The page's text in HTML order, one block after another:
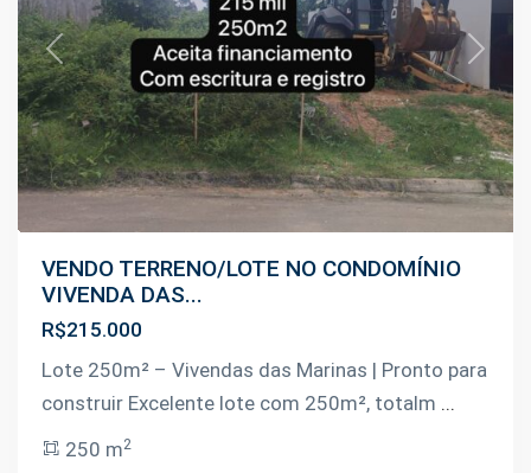
Previous Next
VENDO TERRENO/LOTE NO CONDOMÍNIO
VIVENDA DAS...
R$215.000
Lote 250m² – Vivendas das Marinas | Pronto para
construir Excelente lote com 250m², totalm ...
250 m2